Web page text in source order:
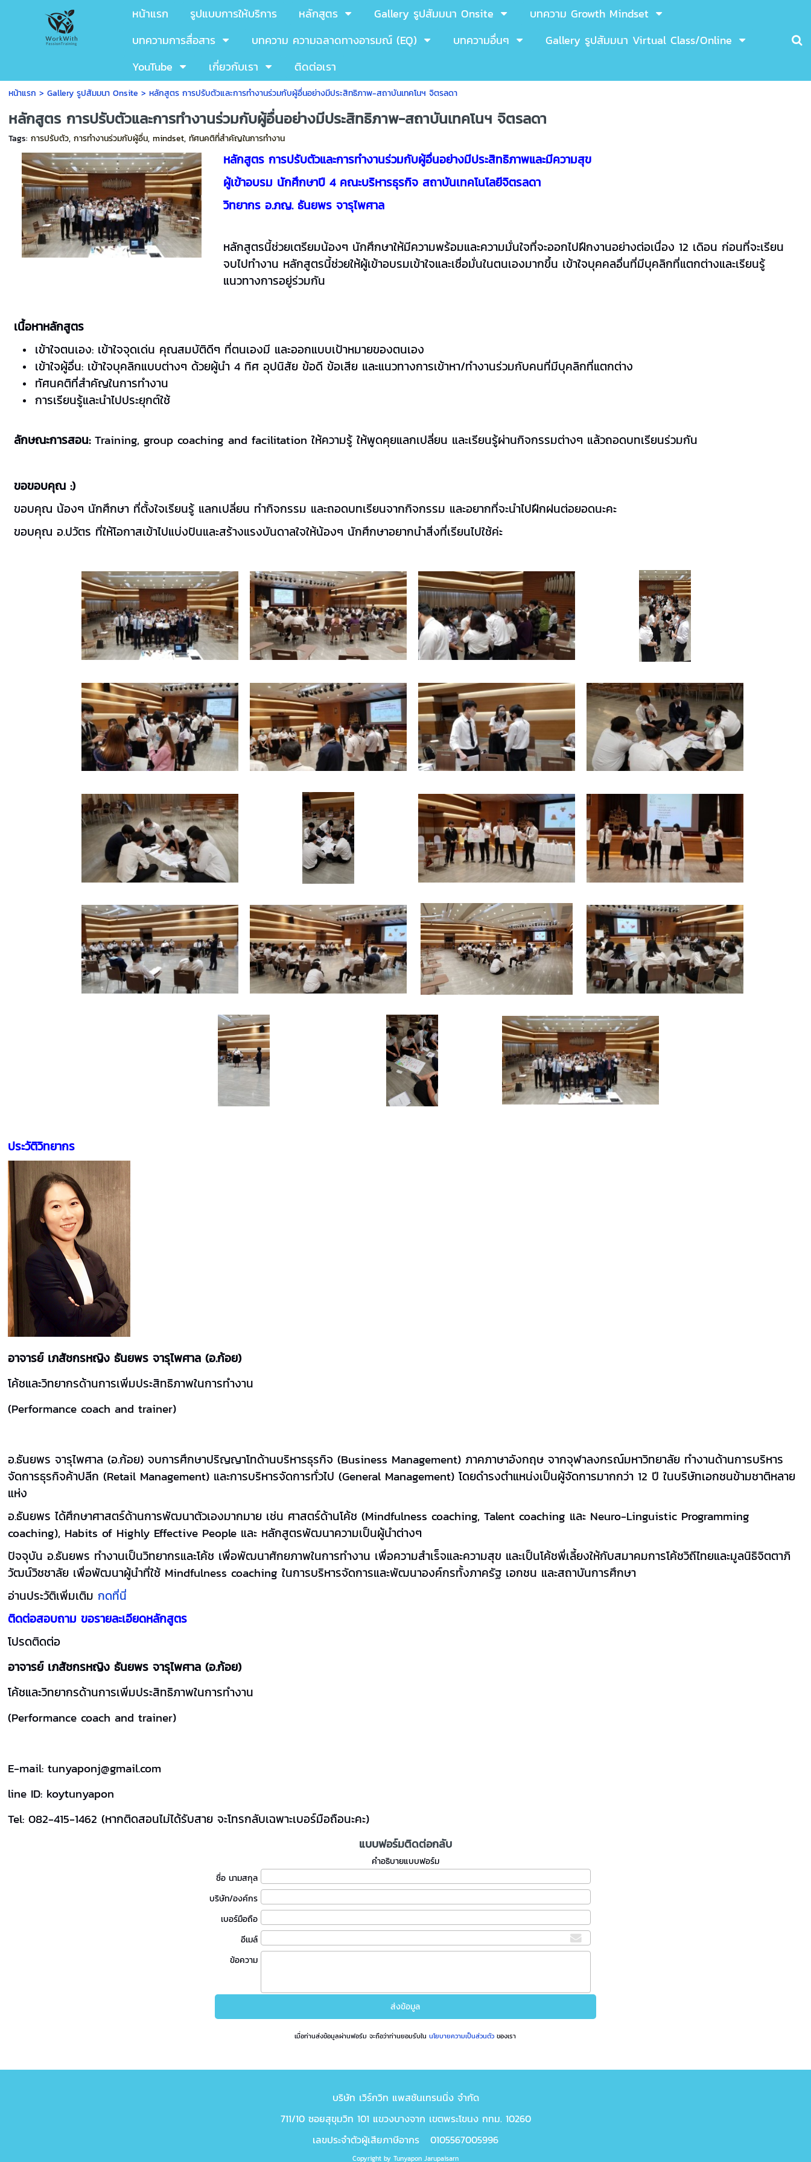
หน้าแรก รูปแบบการให้บริการ หลักสูตร Gallery รูปสัมมนา Onsite
บทความ Growth Mindset
บทความการสื่อสาร
บทความ ความฉลาดทางอารมณ์ (EQ) บทความอื่นๆ
Gallery รูปสัมมนา Virtual Class/Online
YouTube
เกี่ยวกับเรา ติดต่อเรา
หน้าแรก > Gallery รูปสัมมนา Onsite > หลักสูตร การปรับตัวและการทำงานร่วมกับผู้อื่นอย่างมีประสิทธิภาพ-สถาบันเทคโนฯ จิตรลดา
หลักสูตร การปรับตัวและการทำงานร่วมกับผู้อื่นอย่างมีประสิทธิภาพ-สถาบันเทคโนฯ จิตรลดา
Tags: การปรับตัว, การทำงานร่วมกับผู้อื่น, mindset, ทัศนคติที่สำคัญในการทำงาน
หลักสูตรการปรับตัวและการทำงานร่วมกับผู้อื่นอย่างมีประสิทธิภาพและมีความสุข
ผู้เข้าอบรม นักศึกษาปี 4 คณะบริหารธุรกิจ สถาบันเทคโนโลยีจิตรลดา
วิทยากร อ.ภญ. ธันยพร จารุไพศาล
หลักสูตรนี้ช่วยเตรียมน้องๆ นักศึกษาให้มีความพร้อมและความมั่นใจที่จะออกไปฝึกงานอย่างต่อเนื่อง 12 เดิอน ก่อนที่จะเรียน
จบไปทำงาน หลักสูตรนี้ช่วยให้ผู้เข้าอบรมเข้าใจและเชื่อมั่นในตนเองมากขึ้น เข้าใจบุคคลอื่นที่มีบุคลิกที่แตกต่างและเรียนรู้
แนวทางการอยู่ร่วมกัน
เนื้อหาหลักสูตร
เข้าใจตนเอง: เข้าใจจุดเด่น คุณสมบัติดีๆ ที่ตนเองมี และออกแบบเป้าหมายของตนเอง
เข้าใจผู้อื่น: เข้าใจบุคลิกแบบต่างๆ ด้วยผู้นำ 4 ทิศ อุปนิสัย ข้อดี ข้อเสีย และแนวทางการเข้าหา/ทำงานร่วมกับคนที่มีบุคลิกที่แตกต่าง
ทัศนคติที่สำคัญในการทำงาน
การเรียนรู้และนำไปประยุกต์ใช้
ลักษณะการสอน:Training, group coaching and facilitation ให้ความรู้ ให้พูดคุยแลกเปลี่ยน และเรียนรู้ผ่านกิจกรรมต่างๆ แล้วถอดบทเรียนร่วมกัน
ขอขอบคุณ :)
ขอบคุณ น้องๆ นักศึกษา ที่ตั้งใจเรียนรู้ แลกเปลี่ยน ทำกิจกรรม และถอดบทเรียนจากกิจกรรม และอยากที่จะนำไปฝึกฝนต่อยอดนะคะ
ขอบคุณ อ.ปวัตร ที่ให้โอกาสเข้าไปแบ่งปันและสร้างแรงบันดาลใจให้น้องๆ นักศึกษาอยากนำสิ่งที่เรียนไปใช้ค่ะ
ประวัติวิทยากร
อาจารย์ เภสัชกรหญิง ธันยพร จารุไพศาล (อ.ก้อย)
โค้ชและวิทยากรด้านการเพิ่มประสิทธิภาพในการทำงาน
(Performance coach and trainer)
อ.ธันยพร จารุไพศาล(อ.ก้อย) จบการศึกษาปริญญาโทด้านบริหารธุรกิจ (Business Management)ภาคภาษาอังกฤษ จากจุฬาลงกรณ์มหาวิทยาลัย ทำงานด้านการบริหาร
จัดการธุรกิจค้าปลีก (Retail Management) และการบริหารจัดการทั่วไป (General Management)โดยดำรงตำแหน่งเป็นผู้จัดการมากกว่า12 ปี ในบริษัทเอกชนข้ามชาติหลาย
แห่ง
อ.ธันยพร ได้ศึกษาศาสตร์ด้านการพัฒนาตัวเองมากมาย เช่น ศาสตร์ด้านโค้ช (Mindfulness coaching, Talent coaching และ Neuro-Linguistic Programming
coaching), Habits of Highly Effective People และ หลักสูตรพัฒนาความเป็นผู้นำต่างๆ
ปัจจุบัน อ.ธันยพร ทำงานเป็นวิทยากรและโค้ช เพื่อพัฒนาศักยภาพในการทำงาน เพื่อความสำเร็จและความสุข และเป็นโค้ชพี่เลี้ยงให้กับสมาคมการโค้ชวิถีไทยและมูลนิธิจิตตาภิ
วัฒน์วิชชาลัย เพื่อพัฒนาผู้นำที่ใช้ Mindfulness coachingในการบริหารจัดการและพัฒนาองค์กรทั้งภาครัฐ เอกชน และสถาบันการศึกษา
อ่านประวัติเพิ่มเติมกดที่นี่
ติดต่อสอบถาม ขอรายละเอียดหลักสูตร
โปรดติดต่อ
อาจารย์ เภสัชกรหญิง ธันยพร จารุไพศาล (อ.ก้อย)
โค้ชและวิทยากรด้านการเพิ่มประสิทธิภาพในการทำงาน
(Performance coach and trainer)
E-mail: tunyaponj@gmail.com
line ID: koytunyapon
Tel: 082-415-1462 (หากติดสอนไม่ได้รับสาย จะโทรกลับเฉพาะเบอร์มือถือนะคะ)
แบบฟอร์มติดต่อกลับ
คำอธิบายแบบฟอร์ม
ชื่อ นามสกุล
บริษัท/องค์กร
เบอร์มือถือ
อีเมล์
ข้อความ
เมื่อท่านส่งข้อมูลผ่านฟอร์ม จะถือว่าท่านยอมรับในนโยบายความเป็นส่วนตัว ของเรา
บริษัท เวิร์กวิท แพสชันเทรนนิ่ง จำกัด
711/10 ซอยสุขุมวิท 101 แขวงบางจาก เขตพระโขนง กทม. 10260
เลขประจำตัวผู้เสียภาษีอากร 0105567005996
Copyright by Tunyapon Jarupaisarn